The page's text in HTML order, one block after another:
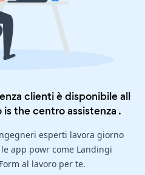
clienti è disponibile all
is thecentro assistenza .
esperti lavora giorno
app powr come Landingi
al lavoro per te.